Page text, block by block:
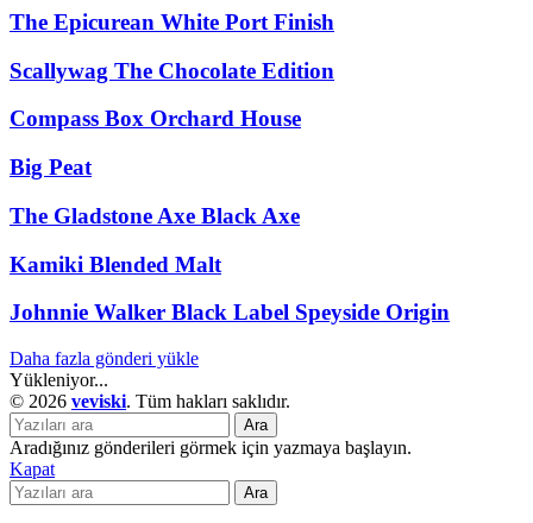
The Epicurean White Port Finish
Scallywag The Chocolate Edition
Compass Box Orchard House
Big Peat
The Gladstone Axe Black Axe
Kamiki Blended Malt
Johnnie Walker Black Label Speyside Origin
Daha fazla gönderi yükle
Yükleniyor...
© 2026 veviski. Tüm hakları saklıdır.
Ara
Aradığınız gönderileri görmek için yazmaya başlayın.
Kapat
Ara